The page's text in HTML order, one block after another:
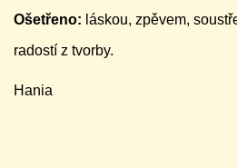
Ošetřeno: láskou, zpěvem,
radostí z tvorby.
Hania